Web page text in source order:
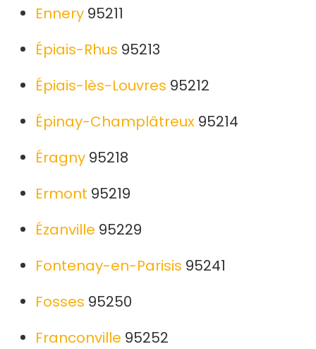
Ennery 95211
Épiais-Rhus 95213
Épiais-lès-Louvres 95212
Épinay-Champlâtreux 95214
Éragny 95218
Ermont 95219
Ézanville 95229
Fontenay-en-Parisis 95241
Fosses 95250
Franconville 95252